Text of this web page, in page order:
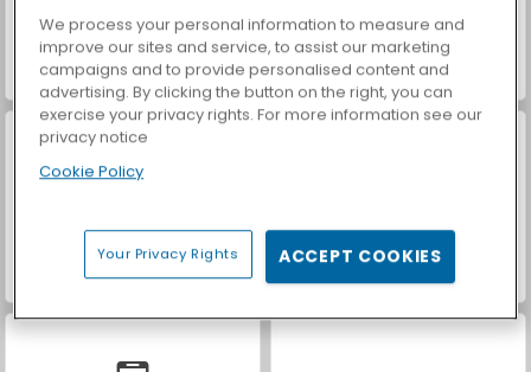
Casino World ASMR Makeover & Makeup Studio
World War 2 Shooter Farm Merge Valley
We process your personal information to measure and
improve our sites and service, to assist our marketing
campaigns and to provide personalised content and
advertising. By clicking the button on the right, you can
exercise your privacy rights. For more information see our
privacy notice
Cookie Policy
Your Privacy Rights ACCEPT COOKIES